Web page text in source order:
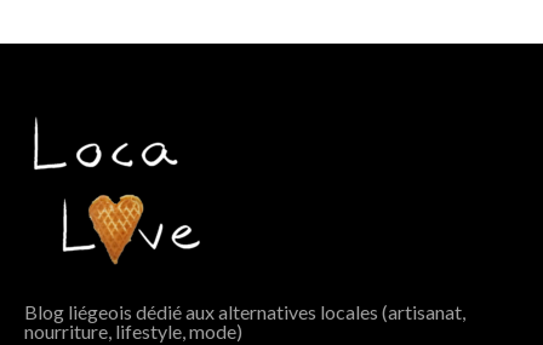
Blog liégeois dédié aux alternatives locales (artisanat,
nourriture, lifestyle, mode)